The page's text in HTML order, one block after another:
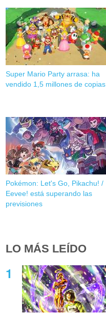
Super Mario Party arrasa: ha
vendido 1,5 millones de copias
Pokémon: Let's Go, Pikachu! /
Eevee! está superando las
previsiones
LO MÁS LEÍDO